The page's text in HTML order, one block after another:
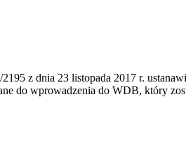
z dnia 23‍ listopada 2017 r.
do wprowadzenia do WDB, który